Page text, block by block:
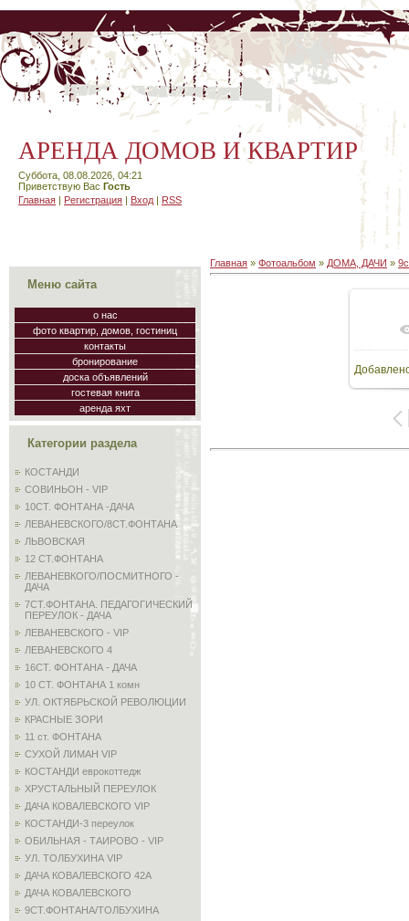
АРЕНДА ДОМОВ И КВАРТИР
Суббота, 08.08.2026, 04:21
Приветствую Вас Гость
Главная | Регистрация | Вход | RSS
Меню сайта
о нас
фото квартир, домов, гостиниц
контакты
бронирование
доска объявлений
гостевая книга
аренда яхт
Категории раздела
КОСТАНДИ
СОВИНЬОН - VIP
10СТ. ФОНТАНА -ДАЧА
ЛЕВАНЕВСКОГО/8СТ.ФОНТАНА
ЛЬВОВСКАЯ
12 СТ.ФОНТАНА
ЛЕВАНЕВКОГО/ПОСМИТНОГО -
ДАЧА
7СТ.ФОНТАНА. ПЕДАГОГИЧЕСКИЙ
ПЕРЕУЛОК - ДАЧА
ЛЕВАНЕВСКОГО - VIP
ЛЕВАНЕВСКОГО 4
16СТ. ФОНТАНА - ДАЧА
10 СТ. ФОНТАНА 1 комн
УЛ. ОКТЯБРЬСКОЙ РЕВОЛЮЦИИ
КРАСНЫЕ ЗОРИ
11 ст. ФОНТАНА
СУХОЙ ЛИМАН VIP
КОСТАНДИ еврокоттедж
ХРУСТАЛЬНЫЙ ПЕРЕУЛОК
ДАЧА КОВАЛЕВСКОГО VIP
КОСТАНДИ-3 переулок
ОБИЛЬНАЯ - ТАИРОВО - VIP
УЛ. ТОЛБУХИНА VIP
ДАЧА КОВАЛЕВСКОГО 42А
ДАЧА КОВАЛЕВСКОГО
9СТ.ФОНТАНА/ТОЛБУХИНА
Главная » Фотоальбом » ДОМА, ДАЧИ »